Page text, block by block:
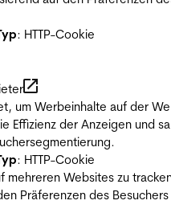
: HTTP-Cookie
um Werbeinhalte auf der
Effizienz der Anzeigen und
: HTTP-Cookie
Websites zu
Präferenzen des Besuchers